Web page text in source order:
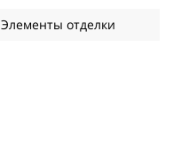
Элементы отделки